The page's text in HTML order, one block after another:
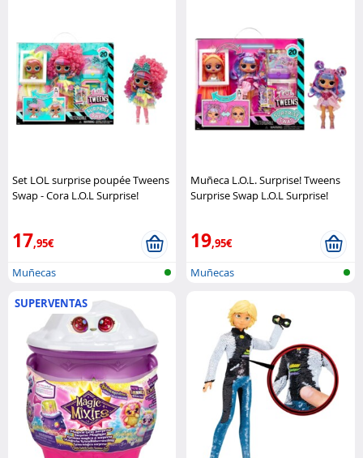
Set LOL surprise poupée Tweens
Swap - Cora L.O.L Surprise!
17,95€
Muñecas
Muñeca L.O.L. Surprise! Tweens
Surprise Swap L.O.L Surprise!
19,95€
Muñecas
SUPERVENTAS